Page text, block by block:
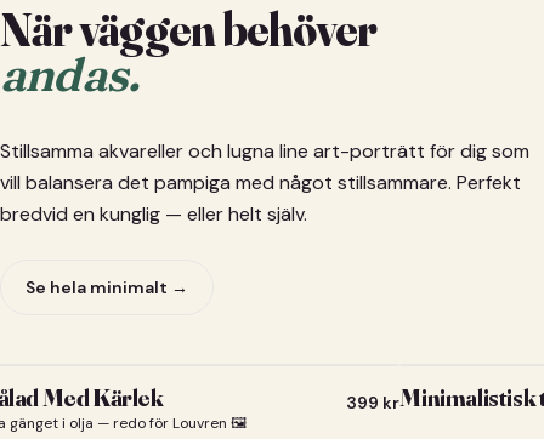
När väggen behöver
andas.
Stillsamma akvareller och lugna line art-porträtt för dig som
vill balansera det pampiga med något stillsammare. Perfekt
bredvid en kunglig — eller helt själv.
Se hela minimalt →
Med Kärlek
gänget i olja — redo för Louvren 🖼️
399 krMinimalistisk